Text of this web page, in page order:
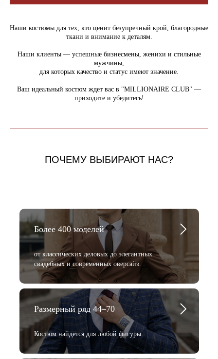
Наши костюмы для тех, кто ценит безупречный крой, благородные
ткани и внимание к деталям.
Наши клиенты — успешные бизнесмены, женихи и стильные
мужчины,
для которых качество и статус имеют значение.
Ваш идеальный костюм ждет вас в "MILLIONAIRE CLUB" —
приходите и убедитесь!
ПОЧЕМУ ВЫБИРАЮТ НАС?
Более 400 моделей
от классических деловых до элегантных
свадебных и современных оверсайз.
Размерный ряд 44–70
Костюм найдется для любой фигуры.